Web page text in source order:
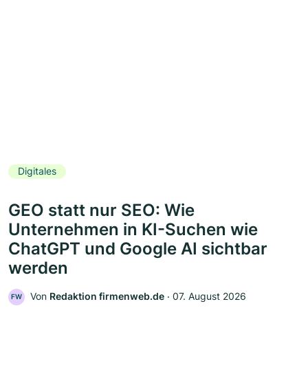
Digitales
GEO statt nur SEO: Wie
Unternehmen in KI-Suchen wie
ChatGPT und Google AI sichtbar
werden
FW Von Redaktion firmenweb.de ‧ 07. August 2026